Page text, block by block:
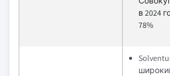
в 2024
78%